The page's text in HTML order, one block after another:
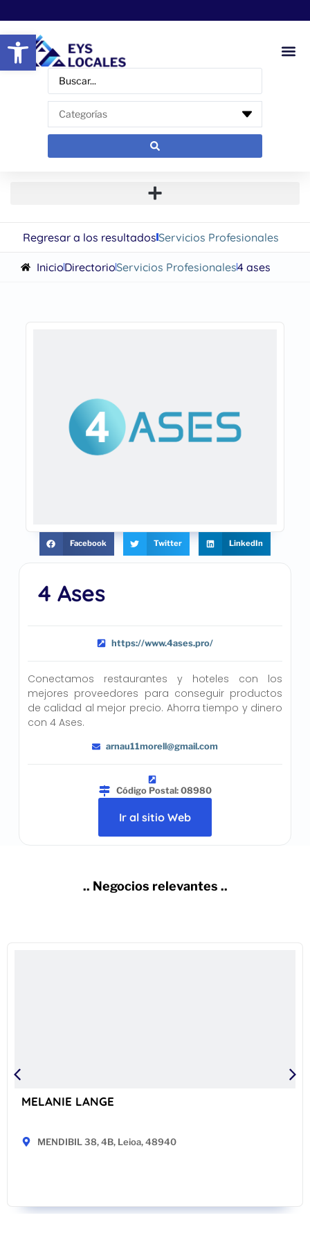
Abrir barra de herramientas
Regresar a los resultadosServicios Profesionales
InicioDirectorioServicios Profesionales4 ases
4 Ases
https://www.4ases.pro/
Conectamos restaurantes y hoteles con los
mejores proveedores para conseguir productos
de calidad al mejor precio. Ahorra tiempo y dinero
con 4 Ases.
arnau11morell@gmail.com
Código Postal: 08980
Ir al sitio Web
Facebook Twitter LinkedIn
.. Negocios relevantes ..
MELANIE LANGE
MENDIBIL 38, 4B, Leioa, 48940